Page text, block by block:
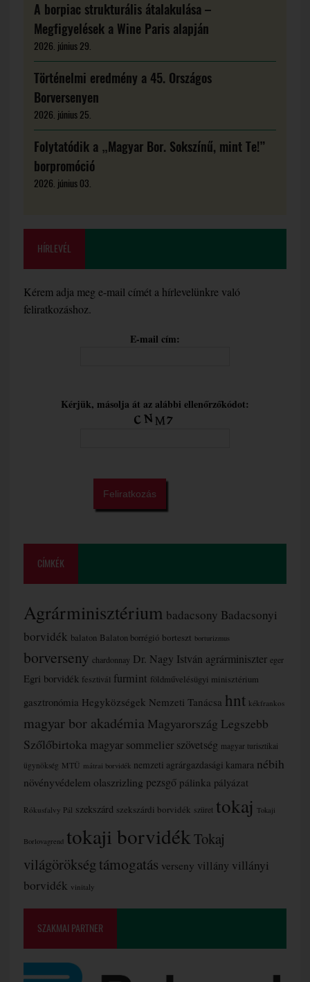
A borpiac strukturális átalakulása –
Megfigyelések a Wine Paris alapján
2026. június 29.
Történelmi eredmény a 45. Országos
Borversenyen
2026. június 25.
Folytatódik a „Magyar Bor. Sokszínű, mint Te!”
borpromóció
2026. június 03.
HÍRLEVÉL
Kérem adja meg e-mail címét a hírlevelünkre való
feliratkozáshoz.
E-mail cím:
Kérjük, másolja át az alábbi ellenőrzőkódot:
CÍMKÉK
Agrárminisztérium badacsony Badacsonyi
borvidék balaton Balaton borrégió borteszt borturizmus
borverseny chardonnay Dr. Nagy István agrárminiszter eger
Egri borvidék fesztivál furmint földművelésügyi minisztérium
gasztronómia Hegyközségek Nemzeti Tanácsa hnt kékfrankos
magyar bor akadémia Magyarország Legszebb
Szőlőbirtoka magyar sommelier szövetség magyar turisztikai
ügynökség MTÜ mátrai borvidék nemzeti agrárgazdasági kamara nébih
növényvédelem olaszrizling pezsgő pálinka pályázat
Rókusfalvy Pál szekszárd szekszárdi borvidék szüret tokaj Tokaji
Borlovagrend tokaji borvidékTokaj
világörökségtámogatás verseny villány villányi
borvidék vinitaly
SZAKMAI PARTNER